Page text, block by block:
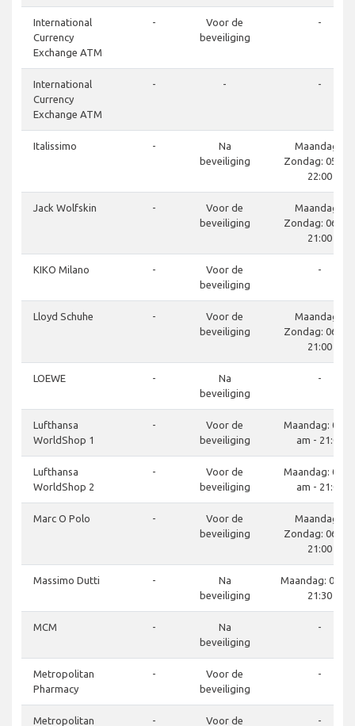
International
Currency
Exchange ATM
-
Voor de
beveiliging
-
International
Currency
Exchange ATM
- - -
Italissimo -
Na
beveiliging
Maandag -
Zondag: 05:30
22:00
Jack Wolfskin -
Voor de
beveiliging
Maandag -
Zondag: 06:00
21:00
KIKO Milano -
Voor de
beveiliging
-
Lloyd Schuhe -
Voor de
beveiliging
Maandag -
Zondag: 06:00
21:00
LOEWE -
Na
beveiliging
-
Lufthansa
WorldShop 1
-
Voor de
beveiliging
Maandag:
am - 21:00
Lufthansa
WorldShop 2
-
Voor de
beveiliging
Maandag:
am - 21:00
Marc O Polo -
Voor de
beveiliging
Maandag -
Zondag: 06:00
21:00
Massimo Dutti -
Na
beveiliging
Maandag: 05:30
21:30
MCM -
Na
beveiliging
-
Metropolitan
Pharmacy
-
Voor de
beveiliging
-
Metropolitan - Voor de -